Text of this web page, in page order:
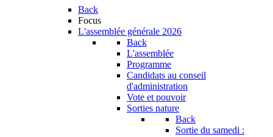
Back
Focus
L'assemblée générale 2026
Back
L'assemblée
Programme
Candidats au conseil
d'administration
Vote et pouvoir
Sorties nature
Back
Sortie du samedi :